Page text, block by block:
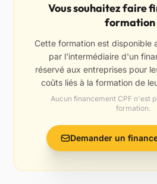
Vous souhaitez faire
formation
Cette formation est disponible
par l'intermédiaire d'un
réservé aux entreprises pour
coûts liés à la formation de
Aucun financement CPF n'est
formation.
Demander un